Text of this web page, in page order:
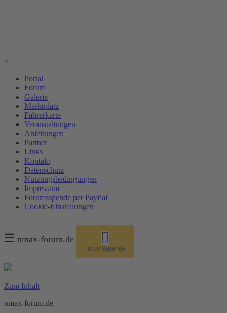
×
Portal
Forum
Galerie
Marktplatz
Fahrerkarte
Veranstaltungen
Anleitungen
Partner
Links
Kontakt
Datenschutz
Nutzungsbedingungen
Impressum
Forumsspende per PayPal
Cookie-Einstellungen
☰ nmax-forum.de
Forumsspende
Zum Inhalt
nmax-forum.de